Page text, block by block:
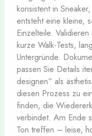
konsistent in
entsteht eine kleine,
Einzelteile.
kurze Walk-Tests,
Untergründe.
passen Sie Details
designen“ als
diesen Prozess zu
finden, die
verbindet. Am Ende
Ton treffen – leise,